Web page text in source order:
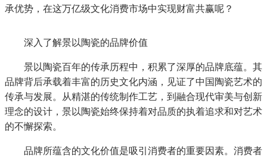
承优势，在这万亿级文化消费市场中实现财富共赢呢？
深入了解景以陶瓷的品牌价值
景以陶瓷百年的传承历程中，积累了深厚的品牌底蕴。其
品牌背后承载着丰富的历史文化内涵，见证了中国陶瓷艺术的
传承与发展。从精湛的传统制作工艺，到融合现代审美与创新
理念的设计，景以陶瓷始终保持着对品质的执着追求和对艺术
的不懈探索。
品牌所蕴含的文化价值是吸引消费者的重要因素。消费者
景以陶瓷：助力万亿级文化